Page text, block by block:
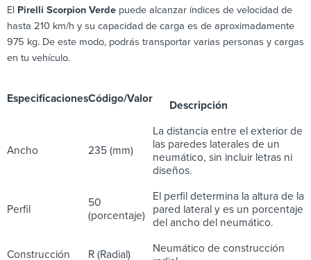
El Pirelli Scorpion Verde puede alcanzar índices de velocidad de
hasta 210 km/h y su capacidad de carga es de aproximadamente
975 kg. De este modo, podrás transportar varias personas y cargas
en tu vehículo.
EspecificacionesCódigo/Valor
Descripción
Ancho 235 (mm)
La distancia entre el exterior de
las paredes laterales de un
neumático, sin incluir letras ni
diseños.
Perfil
50
(porcentaje)
El perfil determina la altura de la
pared lateral y es un porcentaje
del ancho del neumático.
Construcción R (Radial)
Neumático de construcción